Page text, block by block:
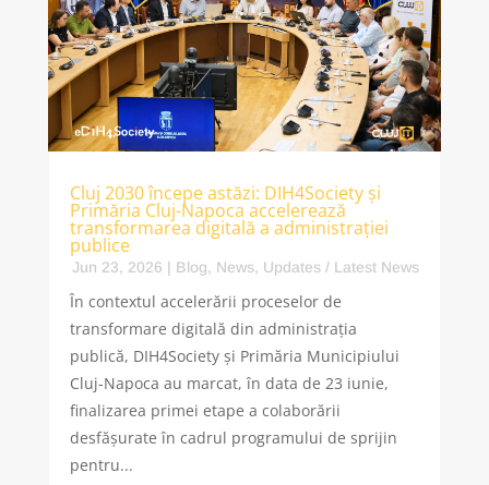
Cluj 2030 începe astăzi: DIH4Society și
Primăria Cluj-Napoca accelerează
transformarea digitală a administrației
publice
Jun 23, 2026 | Blog, News, Updates / Latest News
În contextul accelerării proceselor de
transformare digitală din administrația
publică, DIH4Society și Primăria Municipiului
Cluj-Napoca au marcat, în data de 23 iunie,
finalizarea primei etape a colaborării
desfășurate în cadrul programului de sprijin
pentru...